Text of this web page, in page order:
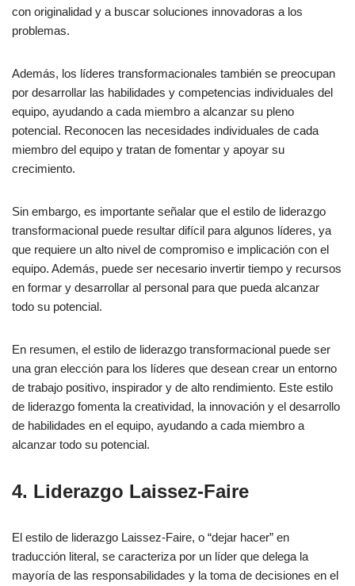
con originalidad y a buscar soluciones innovadoras a los
problemas.
Además, los líderes transformacionales también se preocupan
por desarrollar las habilidades y competencias individuales del
equipo, ayudando a cada miembro a alcanzar su pleno
potencial. Reconocen las necesidades individuales de cada
miembro del equipo y tratan de fomentar y apoyar su
crecimiento.
Sin embargo, es importante señalar que el estilo de liderazgo
transformacional puede resultar difícil para algunos líderes, ya
que requiere un alto nivel de compromiso e implicación con el
equipo. Además, puede ser necesario invertir tiempo y recursos
en formar y desarrollar al personal para que pueda alcanzar
todo su potencial.
En resumen, el estilo de liderazgo transformacional puede ser
una gran elección para los líderes que desean crear un entorno
de trabajo positivo, inspirador y de alto rendimiento. Este estilo
de liderazgo fomenta la creatividad, la innovación y el desarrollo
de habilidades en el equipo, ayudando a cada miembro a
alcanzar todo su potencial.
4. Liderazgo Laissez-Faire
El estilo de liderazgo Laissez-Faire, o “dejar hacer” en
traducción literal, se caracteriza por un líder que delega la
mayoría de las responsabilidades y la toma de decisiones en el